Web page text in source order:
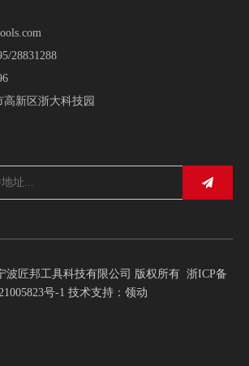
28831288
新区浙大科技园
波匠邦工具科技有限公司 版权所有 浙ICP备
号-1 技术支持： 领动